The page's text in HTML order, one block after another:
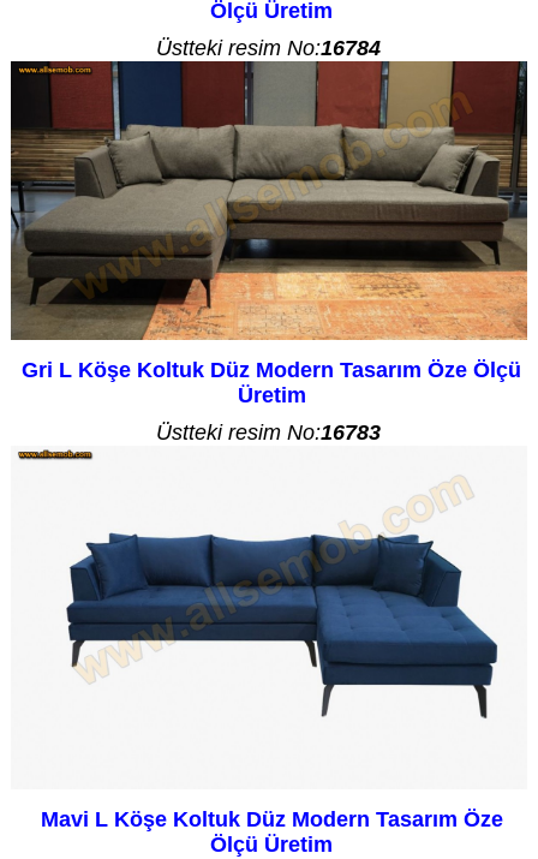
Ölçü Üretim
Üstteki resim No:16784
Gri L Köşe Koltuk Düz Modern Tasarım Öze Ölçü
Üretim
Üstteki resim No:16783
Mavi L Köşe Koltuk Düz Modern Tasarım Öze
Ölçü Üretim